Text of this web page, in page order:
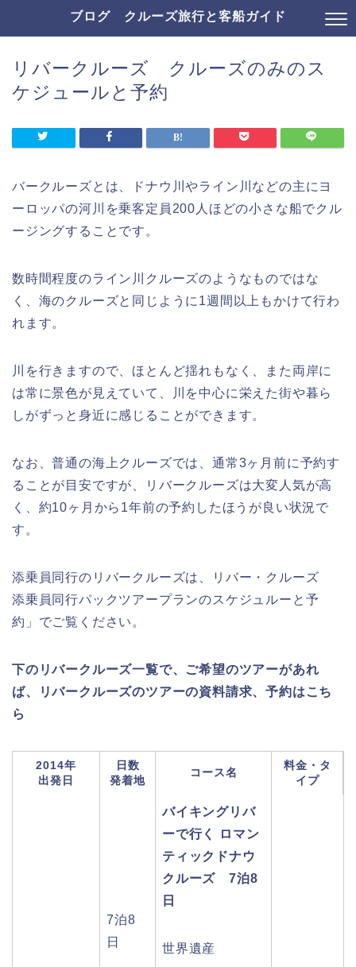
ブログ クルーズ旅行と客船ガイド
リバークルーズ クルーズのみのス
ケジュールと予約
バークルーズとは、ドナウ川やライン川などの主にヨ
ーロッパの河川を乗客定員200人ほどの小さな船でクル
ージングすることです。
数時間程度のライン川クルーズのようなものではな
く、海のクルーズと同じように1週間以上もかけて行わ
れます。
川を行きますので、ほとんど揺れもなく、また両岸に
は常に景色が見えていて、川を中心に栄えた街や暮ら
しがずっと身近に感じることができます。
なお、普通の海上クルーズでは、通常3ヶ月前に予約す
ることが目安ですが、リバークルーズは大変人気が高
く、約10ヶ月から1年前の予約したほうが良い状況で
す。
添乗員同行のリバークルーズは、リバー・クルーズ
添乗員同行パックツアープランのスケジュルーと予
約」でご覧ください。
下のリバークルーズ一覧で、ご希望のツアーがあれ
ば、リバークルーズのツアーの資料請求、予約はこち
ら
2014年
出発日
日数
発着地
コース名
料金・タ
イプ
7泊8
日
バイキングリバ
ーで行く ロマン
ティックドナウ
クルーズ 7泊8
日
世界遺産